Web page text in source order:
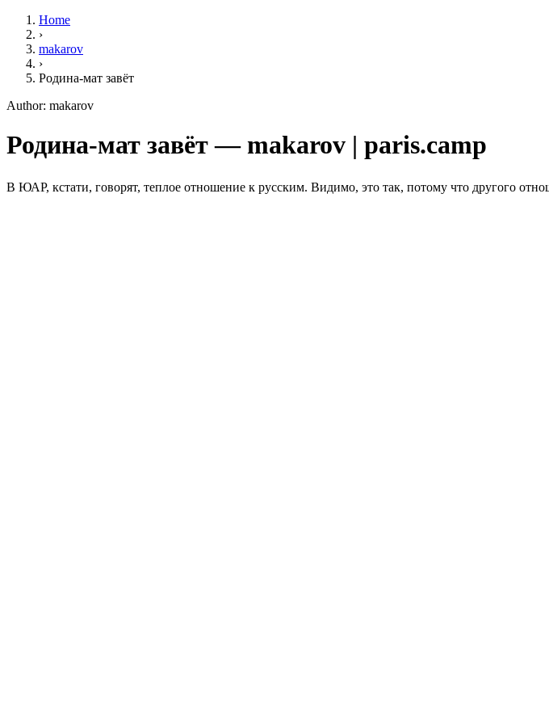
Home
›
makarov
›
Родина-мат завёт
Author: makarov
Родина-мат завёт — makarov | paris.camp
В ЮАР, кстати, говорят, теплое отношение к русским. Видимо, это так, потому что другого